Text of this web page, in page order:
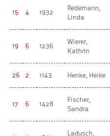
15 4 1932
Redemann,
Linda
19 6 1236
Wierer,
Kathrin
26 2 1143 Henke, Heike
17 6 1428
Fischer,
Sandra
Ladusch,